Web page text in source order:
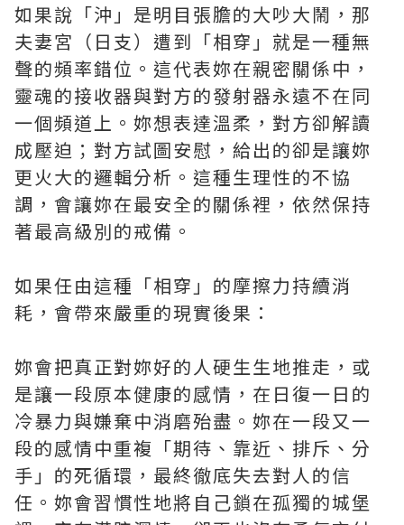
如果說「沖」是明目張膽的大吵大鬧，那
夫妻宮（日支）遭到「相穿」就是一種無
聲的頻率錯位。這代表妳在親密關係中，
靈魂的接收器與對方的發射器永遠不在同
一個頻道上。妳想表達溫柔，對方卻解讀
成壓迫；對方試圖安慰，給出的卻是讓妳
更火大的邏輯分析。這種生理性的不協
調，會讓妳在最安全的關係裡，依然保持
著最高級別的戒備。
如果任由這種「相穿」的摩擦力持續消
耗，會帶來嚴重的現實後果：
妳會把真正對妳好的人硬生生地推走，或
是讓一段原本健康的感情，在日復一日的
冷暴力與嫌棄中消磨殆盡。妳在一段又一
段的感情中重複「期待、靠近、排斥、分
手」的死循環，最終徹底失去對人的信
任。妳會習慣性地將自己鎖在孤獨的城堡